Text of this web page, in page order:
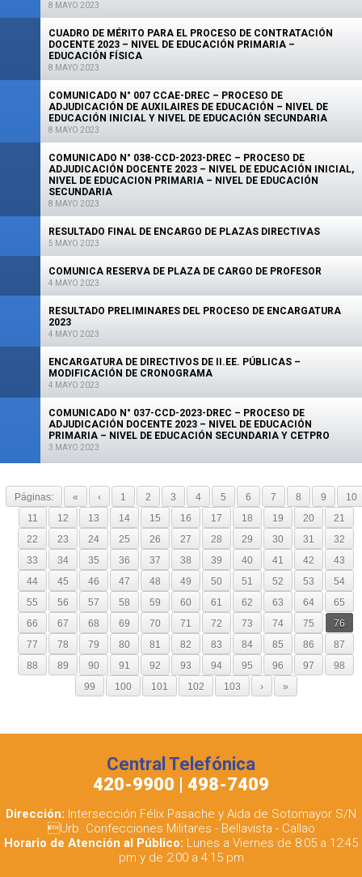
8 MAYO 2023
CUADRO DE MÉRITO PARA EL PROCESO DE CONTRATACIÓN
DOCENTE 2023 – NIVEL DE EDUCACIÓN PRIMARIA –
EDUCACIÓN FÍSICA
8 MAYO 2023
COMUNICADO N° 007 CCAE-DREC – PROCESO DE
ADJUDICACIÓN DE AUXILAIRES DE EDUCACIÓN – NIVEL DE
EDUCACIÓN INICIAL Y NIVEL DE EDUCACIÓN SECUNDARIA
8 MAYO 2023
COMUNICADO N° 038-CCD-2023-DREC – PROCESO DE
ADJUDICACIÓN DOCENTE 2023 – NIVEL DE EDUCACIÓN INICIAL,
NIVEL DE EDUCACION PRIMARIA – NIVEL DE EDUCACIÓN
SECUNDARIA
8 MAYO 2023
RESULTADO FINAL DE ENCARGO DE PLAZAS DIRECTIVAS
5 MAYO 2023
COMUNICA RESERVA DE PLAZA DE CARGO DE PROFESOR
4 MAYO 2023
RESULTADO PRELIMINARES DEL PROCESO DE ENCARGATURA
2023
4 MAYO 2023
ENCARGATURA DE DIRECTIVOS DE II.EE. PÚBLICAS –
MODIFICACIÓN DE CRONOGRAMA
4 MAYO 2023
COMUNICADO N° 037-CCD-2023-DREC – PROCESO DE
ADJUDICACIÓN DOCENTE 2023 – NIVEL DE EDUCACIÓN
PRIMARIA – NIVEL DE EDUCACIÓN SECUNDARIA Y CETPRO
3 MAYO 2023
Páginas: « ‹ 1 2 3 4 5 6 7 8 9
10
11
12 13 14 15 16 17 18 19 20
21
22
23 24 25 26 27 28 29 30 31
32
33
34 35 36 37 38 39 40 41 42
43
44
45 46 47 48 49 50 51 52 53
54
55
56 57 58 59 60 61 62 63 64
65
66
67 68 69 70 71 72 73 74 75
76
77
78 79 80 81 82 83 84 85 86
87
88
89 90 91 92 93 94 95 96 97
98
99
100 101 102 103 › »
Central Telefónica
420-9900 | 498-7409
Dirección: Intersección Félix Pasache y Aida de Sotomayor S/N
Urb. Confecciones Militares - Bellavista - Callao
Horario de Atención al Público: Lunes a Viernes de 8:05 a 12:45
pm y de 2:00 a 4:15 pm